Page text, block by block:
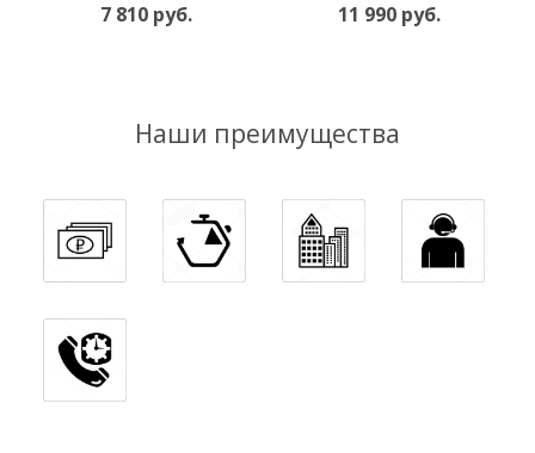
7 810 руб. 11 990 руб.
Наши преимущества